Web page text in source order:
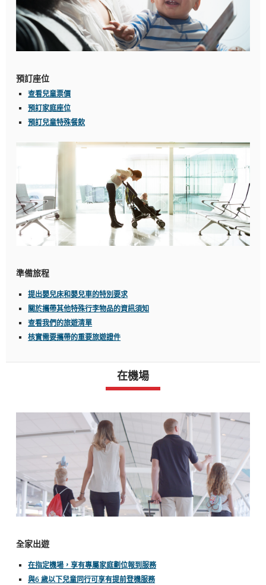
預訂座位
同
兒
查看兒童票價
預訂家庭座位
預訂兒童特殊餐飲
準備旅程
提出嬰兒床和嬰兒車的特別要求
關於攜帶其他特殊行李物品的資訊須知
查看我們的旅遊清單
核實需要攜帶的重要旅遊證件
在機場
全家出遊
在指定機場，享有專屬家庭劃位報到服務
與6 歲以下兒童同行可享有提前登機服務